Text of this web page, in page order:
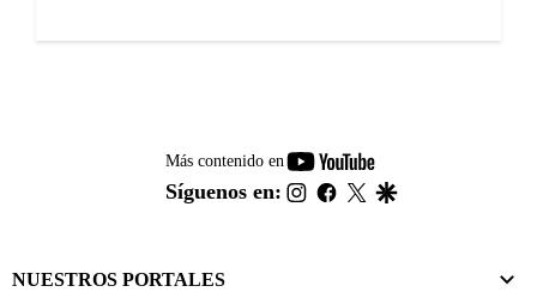
Más contenido en
youtube-
footer
Síguenos en: instagram
facebook
twitter
NUESTROS PORTALES